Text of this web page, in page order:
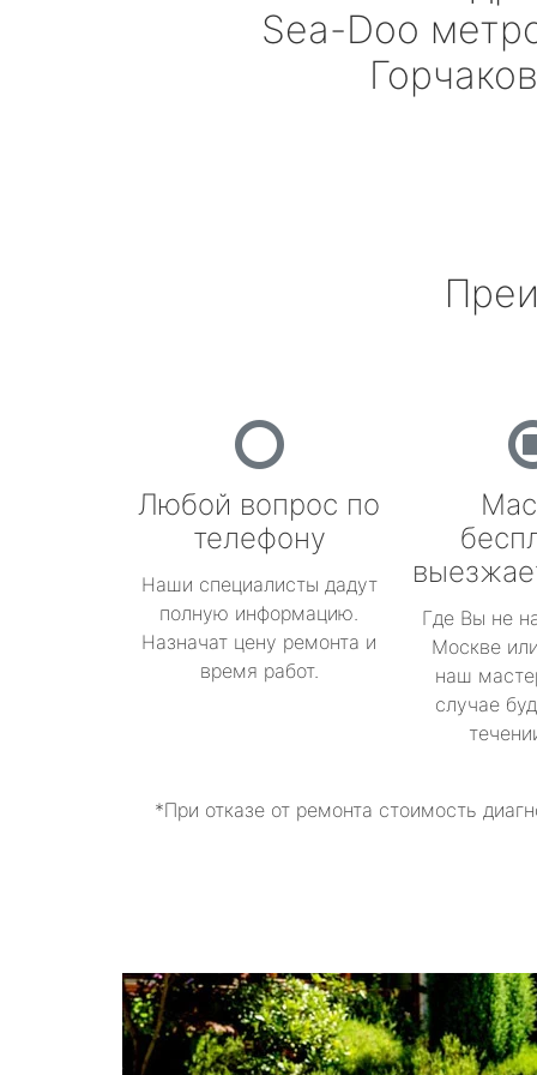
Sea-Doo
Любой вопрос по
телефону
Наши специалисты дадут
полную информацию.
Назначат цену ремонта и
время работ.
Где Вы не
Москве
наш
случае
*При отказе от ремонта стоимость